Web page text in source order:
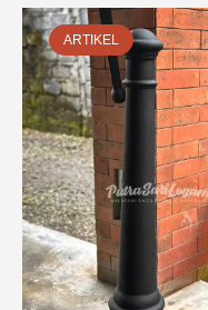
ARTIKEL